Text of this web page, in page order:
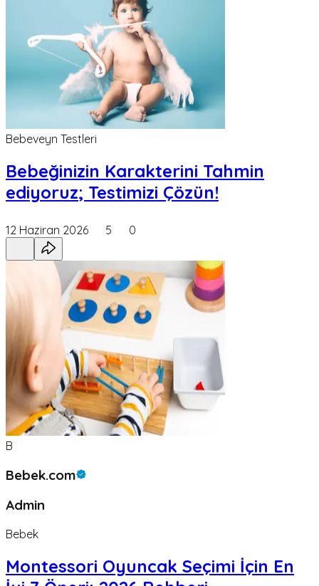
Bebeveyn Testleri
Bebeğinizin Karakterini Tahmin
ediyoruz; Testimizi Çözün!
12 Haziran 2026 5 0
B
Bebek.com
Admin
Bebek
Montessori Oyuncak Seçimi İçin En